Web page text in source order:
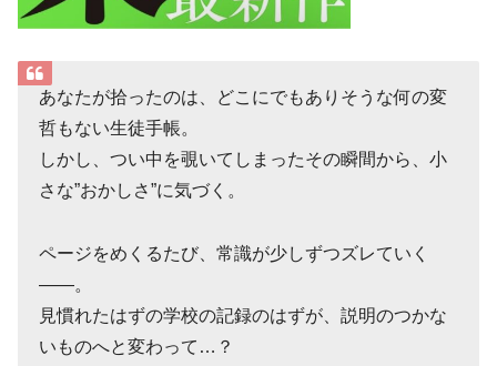
あなたが拾ったのは、どこにでもありそうな何の変
哲もない生徒手帳。
しかし、つい中を覗いてしまったその瞬間から、小
さな”おかしさ”に気づく。
ページをめくるたび、常識が少しずつズレていく
――。
見慣れたはずの学校の記録のはずが、説明のつかな
いものへと変わって…？